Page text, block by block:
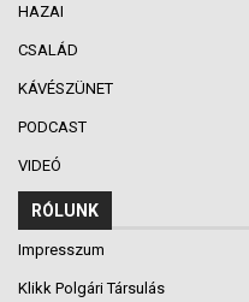
HAZAI
CSALÁD
KÁVÉSZÜNET
PODCAST
VIDEÓ
RÓLUNK
Impresszum
Klikk Polgári Társulás